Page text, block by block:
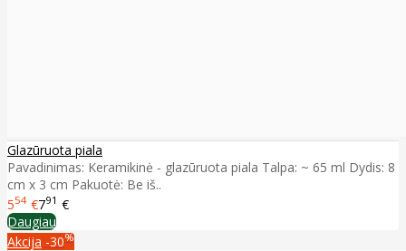
Glazūruota piala
Pavadinimas: Keramikinė - glazūruota piala Talpa: ~ 65 ml Dydis: 8
cm x 3 cm Pakuotė: Be iš..
554 €791 €
Daugiau
Akcija -30%